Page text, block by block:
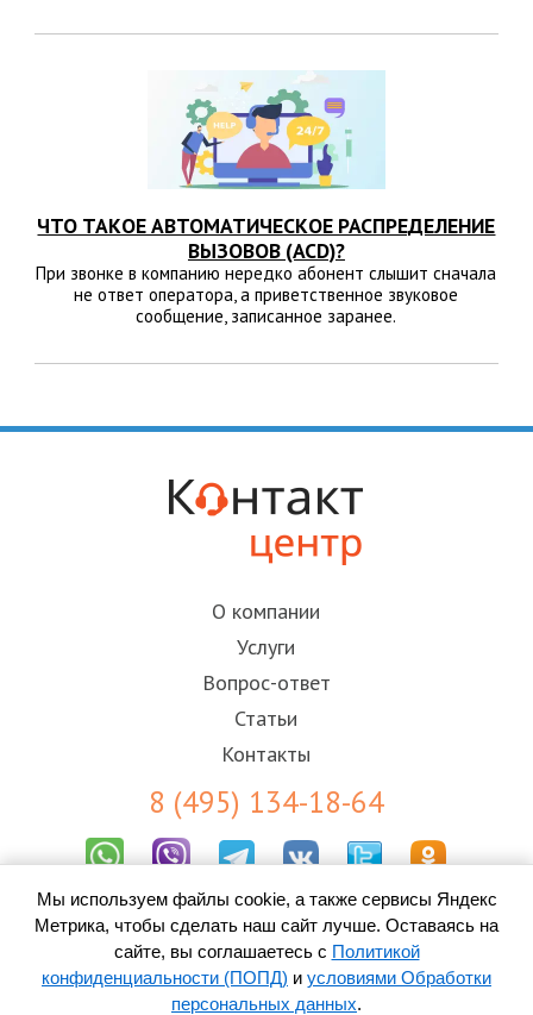
ЧТО ТАКОЕ АВТОМАТИЧЕСКОЕ РАСПРЕДЕЛЕНИЕ
ВЫЗОВОВ (ACD)?
При звонке в компанию нередко абонент слышит сначала
не ответ оператора, а приветственное звуковое
сообщение, записанное заранее.
О компании
Услуги
Вопрос-ответ
Статьи
Контакты
8 (495) 134-18-64
Результаты СОУТ
Пользовательское соглашение
Политика конфиденциальности (ПОПД)
Согласие на обработку персональных данных
Мы используем файлы cookie, а также сервисы Яндекс
Метрика, чтобы сделать наш сайт лучше. Оставаясь на
сайте, вы соглашаетесь с Политикой
конфиденциальности (ПОПД) и условиями Обработки
персональных данных.